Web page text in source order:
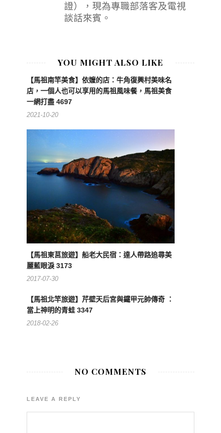
證），現為專職部落客及電視
談話來賓。
YOU MIGHT ALSO LIKE
【馬祖南竿美食】依嬤的店：牛角復興村美味名
店，一個人也可以享用的馬祖風味餐，馬祖美食
一網打盡 4697
2021-10-20
【馬祖東莒旅遊】船老大民宿：達人帶路追尋美
麗藍眼淚 3173
2017-07-30
【馬祖北竿旅遊】芹壁天后宮與鐵甲元帥傳奇 ：
當上神明的青蛙 3347
2018-02-26
NO COMMENTS
LEAVE A REPLY